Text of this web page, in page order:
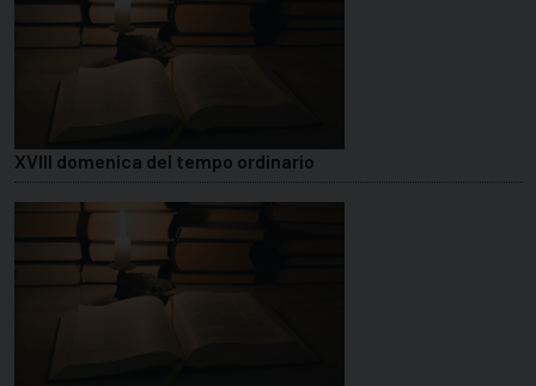
XVIII domenica del tempo ordinario